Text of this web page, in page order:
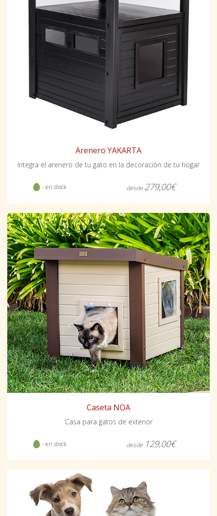
Arenero YAKARTA
Integra el arenero de tu gato en la decoración de tu hogar
- en stock desde 279,00€
Caseta NOA
Casa para gatos de exterior
- en stock desde 129,00€